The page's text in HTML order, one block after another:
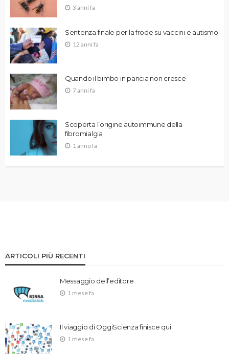
3 anni fa
Sentenza finale per la frode su vaccini e autismo
12 anni fa
Quando il bimbo in pancia non cresce
7 anni fa
Scoperta l’origine autoimmune della
fibromialgia
1 anno fa
ARTICOLI PIÙ RECENTI
Messaggio dell’editore
1 mese fa
Il viaggio di OggiScienza finisce qui
1 mese fa